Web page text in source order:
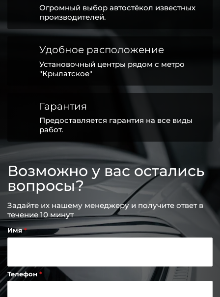
Огромный выбор автостёкол известных
производителей.
Удобное расположение
Установочный центры рядом с метро
"Крылатское"
Гарантия
Предоставляется гарантия на все виды
работ.
Возможно у вас остались
вопросы?
Задайте их нашему менеджеру и получите ответ в
течение 10 минут
Имя
Телефон